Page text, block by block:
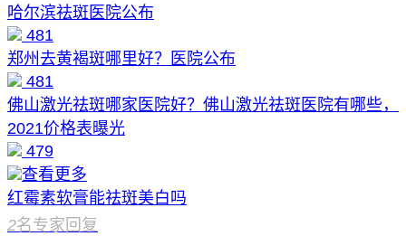
哈尔滨祛斑医院公布
481
郑州去黄褐斑哪里好？医院公布
481
佛山激光祛斑哪家医院好？佛山激光祛斑医院有哪些，
2021价格表曝光
479
查看更多
红霉素软膏能祛斑美白吗
2名专家回复